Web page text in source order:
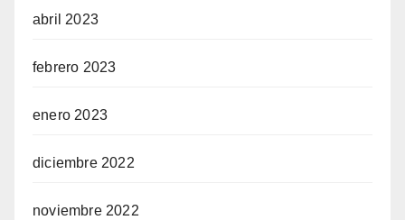
abril 2023
febrero 2023
enero 2023
diciembre 2022
noviembre 2022